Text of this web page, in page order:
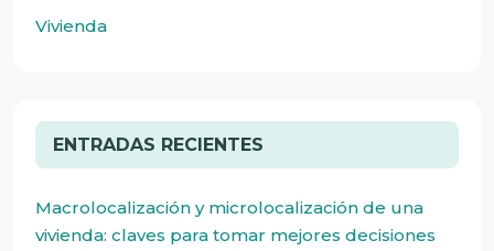
Vivienda
ENTRADAS RECIENTES
Macrolocalización y microlocalización de una
vivienda: claves para tomar mejores decisiones